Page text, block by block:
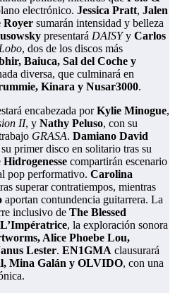
electrónico. Jessica Pratt, Jalen
Royer sumarán intensidad y belleza
presentará DAISYy Carlos
, dos de los discos más
Baiuca, Sal del Coche y
diversa, que culminará en
Kinara y Nusar3000.
encabezada porKylie Minogue,
II, y Nathy Peluso, con su
GRASA. Damiano David
su primer disco en solitario tras su
Hidrogenesse compartirán escenario
pop performativo. Carolina
superar contratiempos, mientras
aportan contundencia guitarrera. La
inclusivo de The Blessed
L’Impératrice, la exploración sonora
Alice Phoebe Lou,
Lester. EN1GMA clausurará
Mina Galán y OLVIDO, con una